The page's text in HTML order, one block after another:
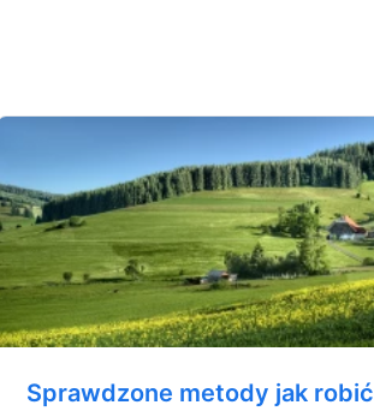
Sprawdzone metody jak robić